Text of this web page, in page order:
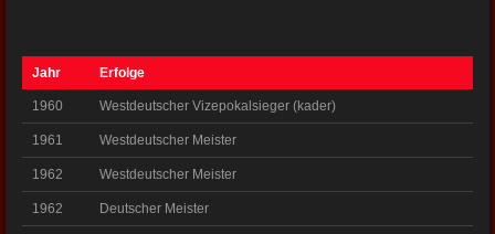
Jahr Erfolge
1960 Westdeutscher Vizepokalsieger (kader)
1961 Westdeutscher Meister
1962 Westdeutscher Meister
1962 Deutscher Meister